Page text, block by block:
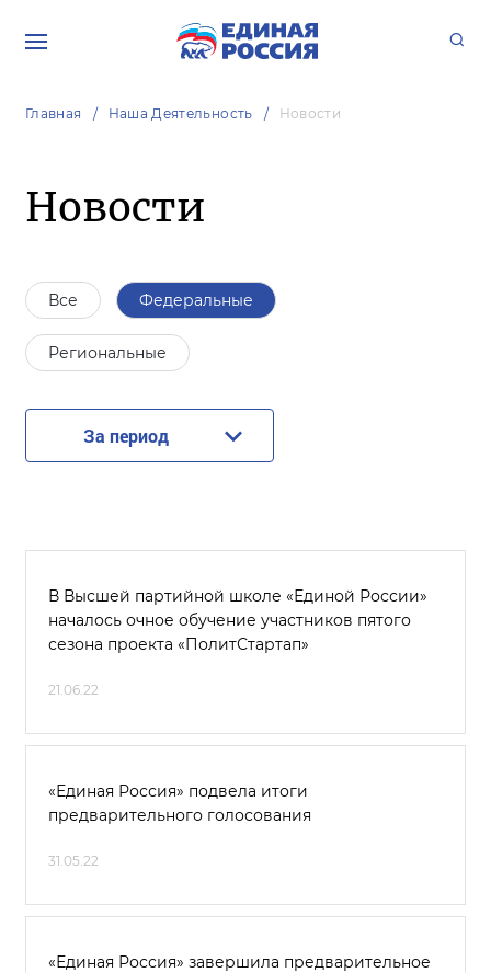
Главная Наша Деятельность Новости
Новости
Все Федеральные
Региональные
За период
В Высшей партийной школе «Единой России»
началось очное обучение участников пятого
сезона проекта «ПолитСтартап»
21.06.22
«Единая Россия» подвела итоги
предварительного голосования
31.05.22
«Единая Россия» завершила предварительное